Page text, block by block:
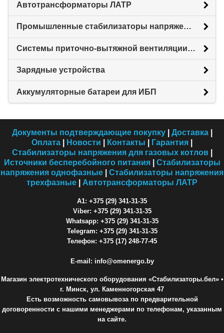
Автотрансформаторы ЛАТР
Промышленные стабилизаторы напряжения
Системы приточно-вытяжной вентиляции с рекуперацией тепловой энергии (Рекуператоры)
Зарядные устройства
Аккумуляторные батареи для ИБП
Документы подтверждающие покупку| Доставка|
Оплата
Новости Контакты Гарантия
Стабилизаторы напряжения для газовых котлов|
Источники бесперебойного питания| Стабилизаторы
напряжения однофазные
Стабилизаторы напряжения
трехфазные
Автотрансформаторы ЛАТР
A1: +375 (29) 341-31-35
Viber: +375 (29) 341-31-35
Whatsapp: +375 (29) 341-31-35
Telegram: +375 (29) 341-31-35
Телефон: +375 (17) 248-77-45
E-mail: info@omenergo.by
Магазин электротехнического оборудования «Стабилизаторы.бел»•
г. Минск, ул. Каменногорская 47
Есть возможность самовывоза по предварительной
договоренности с нашими менеджерами по телефонам, указанным
на сайте.